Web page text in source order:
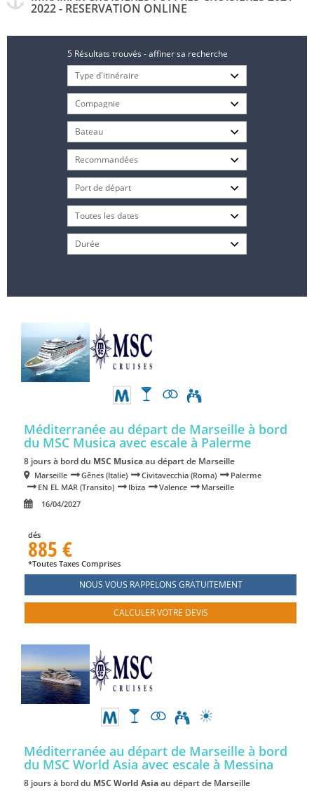
2022 - RESERVATION ONLINE
5 Résultats trouvés - affiner sa recherche
Méditerranée au départ de Marseille à bord
du MSC Musica avec escale à Palerme
8 jours à bord du MSC Musicaau départ de Marseille
Marseille Gênes (Italie) Civitavecchia (Roma)
Palerme
EN EL MAR (Transito)
Ibiza Valence
Marseille
16/04/2027
dés
885 €
*Toutes Taxes Comprises
NOUS VOUS RAPPELONS GRATUITEMENT
CALCULER VOTRE DEVIS
Méditerranée au départ de Marseille à bord
du MSC World Asia avec escale à Messina
8 jours à bord du MSC World Asiaau départ de Marseille